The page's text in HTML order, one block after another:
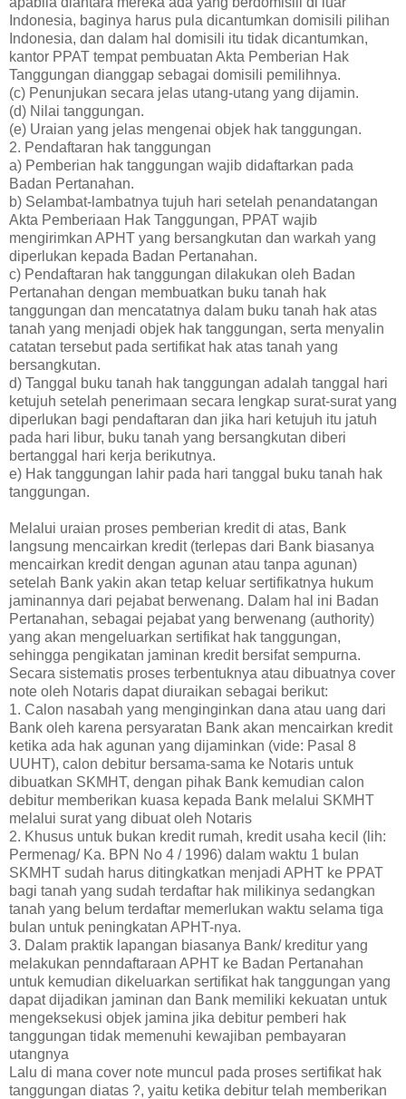
Indonesia, baginya harus pula dicantumkan domisili pilihan
Indonesia, dan dalam hal domisili itu tidak dicantumkan,
kantor PPAT tempat pembuatan Akta Pemberian Hak
Tanggungan dianggap sebagai domisili pemilihnya.
(c) Penunjukan secara jelas utang-utang yang dijamin.
(d) Nilai tanggungan.
(e) Uraian yang jelas mengenai objek hak tanggungan.
2. Pendaftaran hak tanggungan
a) Pemberian hak tanggungan wajib didaftarkan pada
Badan Pertanahan.
b) Selambat-lambatnya tujuh hari setelah penandatangan
Akta Pemberiaan Hak Tanggungan, PPAT wajib
mengirimkan APHT yang bersangkutan dan warkah yang
diperlukan kepada Badan Pertanahan.
c) Pendaftaran hak tanggungan dilakukan oleh Badan
Pertanahan dengan membuatkan buku tanah hak
tanggungan dan mencatatnya dalam buku tanah hak atas
tanah yang menjadi objek hak tanggungan, serta menyalin
catatan tersebut pada sertifikat hak atas tanah yang
bersangkutan.
d) Tanggal buku tanah hak tanggungan adalah tanggal hari
ketujuh setelah penerimaan secara lengkap surat-surat yang
diperlukan bagi pendaftaran dan jika hari ketujuh itu jatuh
pada hari libur, buku tanah yang bersangkutan diberi
bertanggal hari kerja berikutnya.
e) Hak tanggungan lahir pada hari tanggal buku tanah hak
tanggungan.
Melalui uraian proses pemberian kredit di atas, Bank
langsung mencairkan kredit (terlepas dari Bank biasanya
mencairkan kredit dengan agunan atau tanpa agunan)
setelah Bank yakin akan tetap keluar sertifikatnya hukum
jaminannya dari pejabat berwenang. Dalam hal ini Badan
Pertanahan, sebagai pejabat yang berwenang (authority)
yang akan mengeluarkan sertifikat hak tanggungan,
sehingga pengikatan jaminan kredit bersifat sempurna.
Secara sistematis proses terbentuknya atau dibuatnya cover
note oleh Notaris dapat diuraikan sebagai berikut:
1. Calon nasabah yang menginginkan dana atau uang dari
Bank oleh karena persyaratan Bank akan mencairkan kredit
ketika ada hak agunan yang dijaminkan (vide: Pasal 8
UUHT), calon debitur bersama-sama ke Notaris untuk
dibuatkan SKMHT, dengan pihak Bank kemudian calon
debitur memberikan kuasa kepada Bank melalui SKMHT
melalui surat yang dibuat oleh Notaris
2. Khusus untuk bukan kredit rumah, kredit usaha kecil (lih:
Permenag/ Ka. BPN No 4 / 1996) dalam waktu 1 bulan
SKMHT sudah harus ditingkatkan menjadi APHT ke PPAT
bagi tanah yang sudah terdaftar hak milikinya sedangkan
tanah yang belum terdaftar memerlukan waktu selama tiga
bulan untuk peningkatan APHT-nya.
3. Dalam praktik lapangan biasanya Bank/ kreditur yang
melakukan penndaftaraan APHT ke Badan Pertanahan
untuk kemudian dikeluarkan sertifikat hak tanggungan yang
dapat dijadikan jaminan dan Bank memiliki kekuatan untuk
mengeksekusi objek jamina jika debitur pemberi hak
tanggungan tidak memenuhi kewajiban pembayaran
utangnya
Lalu di mana cover note muncul pada proses sertifikat hak
tanggungan diatas ?, yaitu ketika debitur telah memberikan